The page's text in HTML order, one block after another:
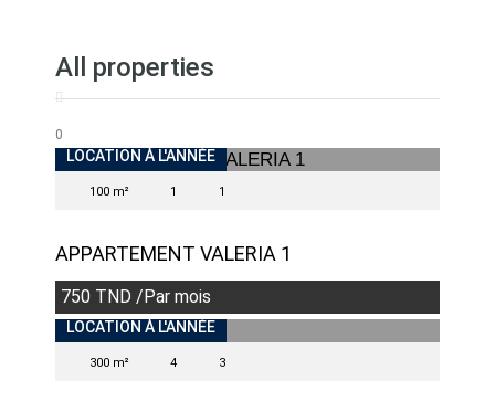
All properties
0
LOCATION À L'ANNÉE
100 m² 1 1
APPARTEMENT VALERIA 1
750 TND /Par mois
INDISPONIBLE
LOCATION À L'ANNÉE
300 m² 4 3